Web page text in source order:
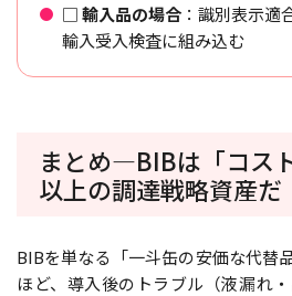
□輸入品の場合 ：識別表示適
輸入受入検査に組み込む
まとめ―BIBは「コス
以上の調達戦略資産だ
BIBを単なる「一斗缶の安価な代替
ほど、導入後のトラブル（液漏れ